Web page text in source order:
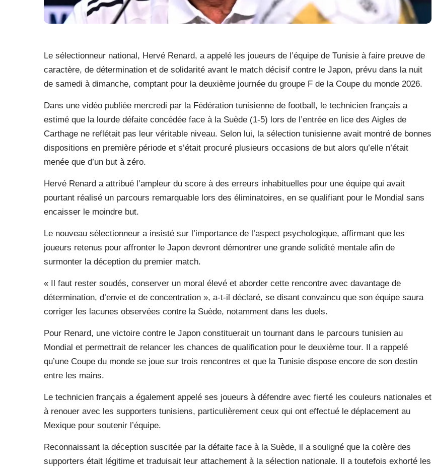
Le sélectionneur national, Hervé Renard, a appelé les joueurs de l’équipe de Tunisie à faire preuve de
caractère, de détermination et de solidarité avant le match décisif contre le Japon, prévu dans la nuit
de samedi à dimanche, comptant pour la deuxième journée du groupe F de la Coupe du monde 2026.
Dans une vidéo publiée mercredi par la Fédération tunisienne de football, le technicien français a
estimé que la lourde défaite concédée face à la Suède (1-5) lors de l’entrée en lice des Aigles de
Carthage ne reflétait pas leur véritable niveau. Selon lui, la sélection tunisienne avait montré de bonnes
dispositions en première période et s’était procuré plusieurs occasions de but alors qu’elle n’était
menée que d’un but à zéro.
Hervé Renard a attribué l’ampleur du score à des erreurs inhabituelles pour une équipe qui avait
pourtant réalisé un parcours remarquable lors des éliminatoires, en se qualifiant pour le Mondial sans
encaisser le moindre but.
Le nouveau sélectionneur a insisté sur l’importance de l’aspect psychologique, affirmant que les
joueurs retenus pour affronter le Japon devront démontrer une grande solidité mentale afin de
surmonter la déception du premier match.
« Il faut rester soudés, conserver un moral élevé et aborder cette rencontre avec davantage de
détermination, d’envie et de concentration », a-t-il déclaré, se disant convaincu que son équipe saura
corriger les lacunes observées contre la Suède, notamment dans les duels.
Pour Renard, une victoire contre le Japon constituerait un tournant dans le parcours tunisien au
Mondial et permettrait de relancer les chances de qualification pour le deuxième tour. Il a rappelé
qu’une Coupe du monde se joue sur trois rencontres et que la Tunisie dispose encore de son destin
entre les mains.
Le technicien français a également appelé ses joueurs à défendre avec fierté les couleurs nationales et
à renouer avec les supporters tunisiens, particulièrement ceux qui ont effectué le déplacement au
Mexique pour soutenir l’équipe.
Reconnaissant la déception suscitée par la défaite face à la Suède, il a souligné que la colère des
supporters était légitime et traduisait leur attachement à la sélection nationale. Il a toutefois exhorté les